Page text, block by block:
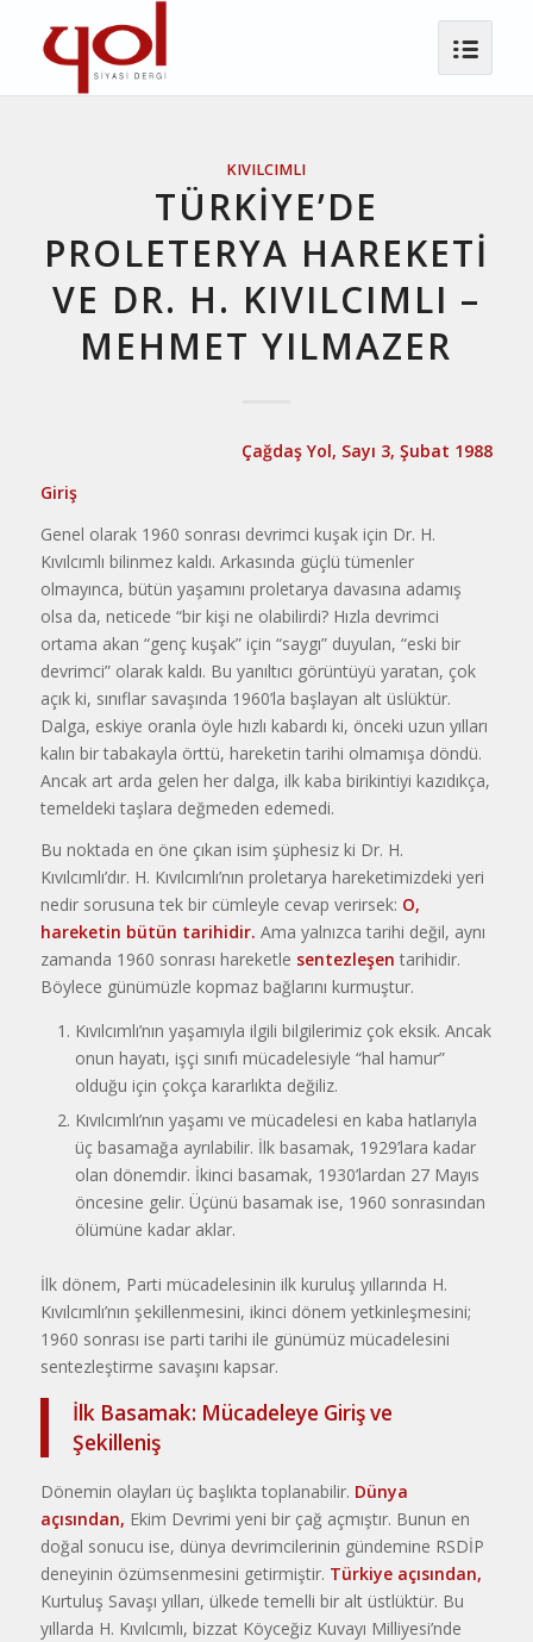
KIVILCIMLI
TÜRKİYE’DE
PROLETERYA HAREKETİ
VE DR. H. KIVILCIMLI –
MEHMET YILMAZER
Çağdaş Yol, Sayı 3, Şubat 1988
Giriş
Genel olarak 1960 sonrası devrimci kuşak için Dr. H.
Kıvılcımlı bilinmez kaldı. Arkasında güçlü tümenler
olmayınca, bütün yaşamını proletarya davasına adamış
olsa da, neticede “bir kişi ne olabilirdi? Hızla devrimci
ortama akan “genç kuşak” için “saygı” duyulan, “eski bir
devrimci” olarak kaldı. Bu yanıltıcı görüntüyü yaratan, çok
açık ki, sınıflar savaşında 1960’la başlayan alt üslüktür.
Dalga, eskiye oranla öyle hızlı kabardı ki, önceki uzun yılları
kalın bir tabakayla örttü, hareketin tarihi olmamışa döndü.
Ancak art arda gelen her dalga, ilk kaba birikintiyi kazıdıkça,
temeldeki taşlara değmeden edemedi.
Bu noktada en öne çıkan isim şüphesiz ki Dr. H.
Kıvılcımlı’dır. H. Kıvılcımlı’nın proletarya hareketimizdeki yeri
nedir sorusuna tek bir cümleyle cevap verirsek: O,
hareketin bütün tarihidir. Ama yalnızca tarihi değil, aynı
zamanda 1960 sonrası hareketle sentezleşen tarihidir.
Böylece günümüzle kopmaz bağlarını kurmuştur.
Kıvılcımlı’nın yaşamıyla ilgili bilgilerimiz çok eksik. Ancak
onun hayatı, işçi sınıfı mücadelesiyle “hal hamur”
olduğu için çokça kararlıkta değiliz.
Kıvılcımlı’nın yaşamı ve mücadelesi en kaba hatlarıyla
üç basamağa ayrılabilir. İlk basamak, 1929’lara kadar
olan dönemdir. İkinci basamak, 1930’lardan 27 Mayıs
öncesine gelir. Üçünü basamak ise, 1960 sonrasından
ölümüne kadar aklar.
İlk dönem, Parti mücadelesinin ilk kuruluş yıllarında H.
Kıvılcımlı’nın şekillenmesini, ikinci dönem yetkinleşmesini;
1960 sonrası ise parti tarihi ile günümüz mücadelesini
sentezleştirme savaşını kapsar.
İlk Basamak: Mücadeleye Giriş ve
Şekilleniş
Dönemin olayları üç başlıkta toplanabilir. Dünya
açısından, Ekim Devrimi yeni bir çağ açmıştır. Bunun en
doğal sonucu ise, dünya devrimcilerinin gündemine RSDİP
deneyinin özümsenmesini getirmiştir. Türkiye açısından,
Kurtuluş Savaşı yılları, ülkede temelli bir alt üstlüktür. Bu
yıllarda H. Kıvılcımlı, bizzat Köyceğiz Kuvayı Milliyesi’nde